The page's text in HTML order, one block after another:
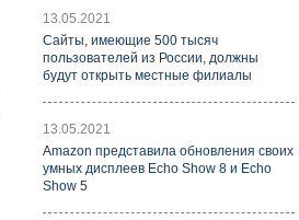
13.05.2021
Cайты, имеющие 500 тысяч
пользователей из России, должны
будут открыть местные филиалы
13.05.2021
Amazon представила обновления своих
умных дисплеев Echo Show 8 и Echo
Show 5